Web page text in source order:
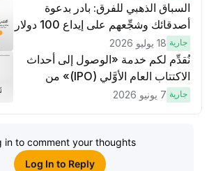
السباق الذهبي للفرق: بادر بدعوة
أصدقائك وشجِّعهم على إيداع 100 دولار
لكسَب مكافآت مُضاعَفة
جارية 18 يوليو 2026
نُقدِّم لكم خدمة «الوصول إلى أحداث
الاكتتاب العام الأوَّلي (IPO)» من
Bybit، بوابتك للوصول المبكر إلى فرص
جارية 7 يونيو 2026
Log in to comment your thoughts
Log In to Reply